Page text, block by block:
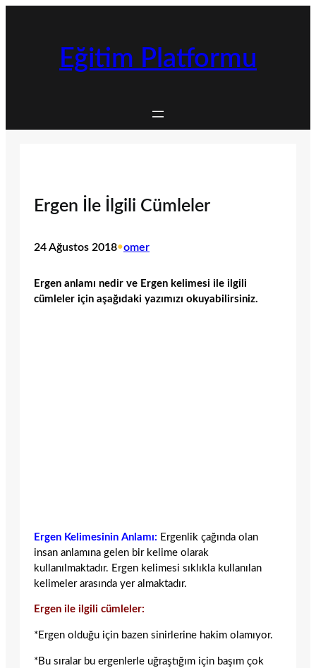
Eğitim Platformu
Ergen İle İlgili Cümleler
24 Ağustos 2018•omer
Ergen anlamı nedir ve Ergen kelimesi ile ilgili
cümleler için aşağıdaki yazımızı okuyabilirsiniz.
Ergen Kelimesinin Anlamı: Ergenlik çağında olan
insan anlamına gelen bir kelime olarak
kullanılmaktadır. Ergen kelimesi sıklıkla kullanılan
kelimeler arasında yer almaktadır.
Ergen ile ilgili cümleler:
*Ergen olduğu için bazen sinirlerine hakim olamıyor.
*Bu sıralar bu ergenlerle uğraştığım için başım çok